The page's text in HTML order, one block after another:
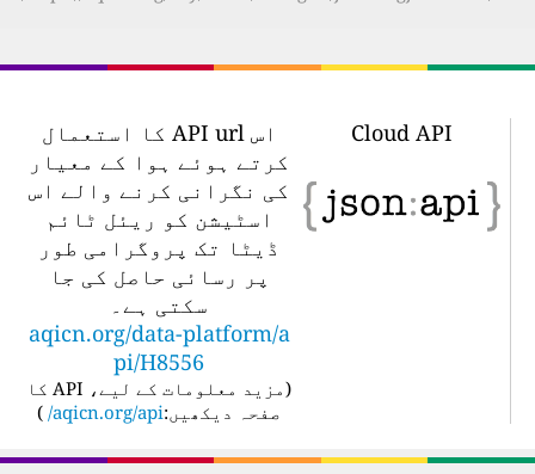
Cloud API
اس API url کا استعمال
کرتے ہوئے ہوا کے معیار
کی نگرانی کرنے والے اس
اسٹیشن کو ریئل ٹائم
ڈیٹا تک پروگرامی طور
پر رسائی حاصل کی جا
سکتی ہے۔
aqicn.org/data-platform/a
pi/H8556
مزید معلومات کے لیے، API کا
صفحہ دیکھیں:aqicn.org/api/
)